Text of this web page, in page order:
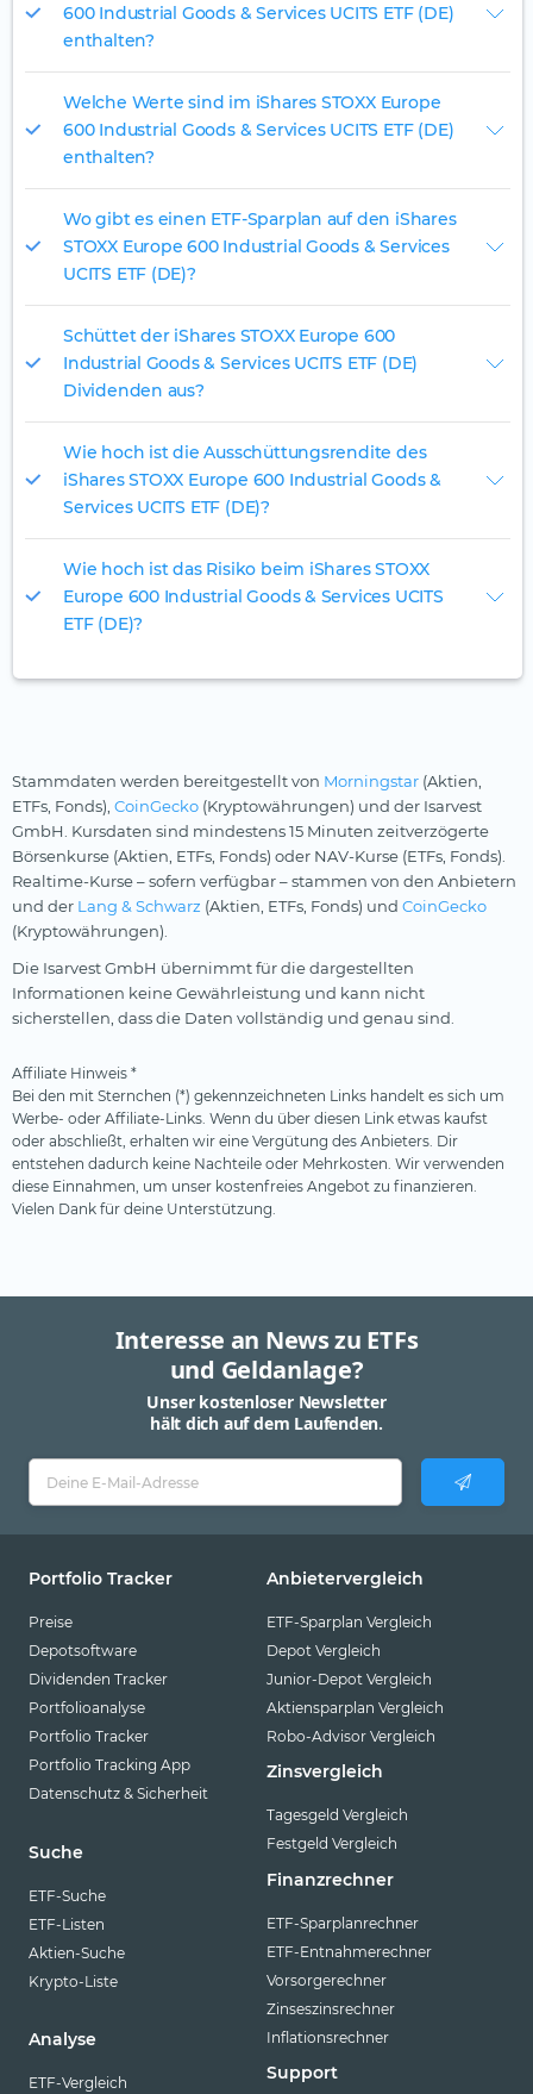
600 Industrial Goods & Services UCITS ETF (DE)
enthalten?
Welche Werte sind im iShares STOXX Europe
600 Industrial Goods & Services UCITS ETF (DE)
enthalten?
Wo gibt es einen ETF-Sparplan auf den iShares
STOXX Europe 600 Industrial Goods & Services
UCITS ETF (DE)?
Schüttet der iShares STOXX Europe 600
Industrial Goods & Services UCITS ETF (DE)
Dividenden aus?
Wie hoch ist die Ausschüttungsrendite des
iShares STOXX Europe 600 Industrial Goods &
Services UCITS ETF (DE)?
Wie hoch ist das Risiko beim iShares STOXX
Europe 600 Industrial Goods & Services UCITS
ETF (DE)?
Stammdaten werden bereitgestellt von Morningstar (Aktien,
ETFs, Fonds), CoinGecko (Kryptowährungen) und der Isarvest
GmbH. Kursdaten sind mindestens 15 Minuten zeitverzögerte
Börsenkurse (Aktien, ETFs, Fonds) oder NAV-Kurse (ETFs, Fonds).
Realtime-Kurse – sofern verfügbar – stammen von den Anbietern
und der Lang & Schwarz (Aktien, ETFs, Fonds) und CoinGecko
(Kryptowährungen).
Die Isarvest GmbH übernimmt für die dargestellten
Informationen keine Gewährleistung und kann nicht
sicherstellen, dass die Daten vollständig und genau sind.
Affiliate Hinweis *
Bei den mit Sternchen (*) gekennzeichneten Links handelt es sich um
Werbe- oder Affiliate-Links. Wenn du über diesen Link etwas kaufst
oder abschließt, erhalten wir eine Vergütung des Anbieters. Dir
entstehen dadurch keine Nachteile oder Mehrkosten. Wir verwenden
diese Einnahmen, um unser kostenfreies Angebot zu finanzieren.
Vielen Dank für deine Unterstützung.
Interesse an News zu ETFs
und Geldanlage?
Unser kostenloser Newsletter
hält dich auf dem Laufenden.
Portfolio Tracker
Preise
Depotsoftware
Dividenden Tracker
Portfolioanalyse
Portfolio Tracker
Portfolio Tracking App
Datenschutz & Sicherheit
Suche
ETF-Suche
ETF-Listen
Aktien-Suche
Krypto-Liste
Analyse
ETF-Vergleich
Anbietervergleich
ETF-Sparplan Vergleich
Depot Vergleich
Junior-Depot Vergleich
Aktiensparplan Vergleich
Robo-Advisor Vergleich
Zinsvergleich
Tagesgeld Vergleich
Festgeld Vergleich
Finanzrechner
ETF-Sparplanrechner
ETF-Entnahmerechner
Vorsorgerechner
Zinseszinsrechner
Inflationsrechner
Support